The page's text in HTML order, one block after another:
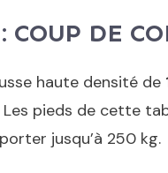
: COUP DE
haute densité de
pieds de cette
jusqu’à 250 kg.